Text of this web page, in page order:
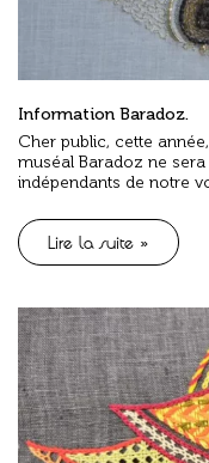
Information Baradoz.
Cher public, cette
muséal Baradoz ne
indépendants de notre
Lire la suite »